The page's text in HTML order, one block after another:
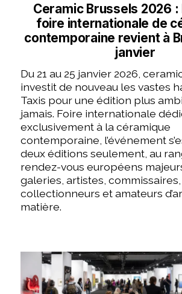
Ceramic Brussels 2026 :
foire internationale de
contemporaine revient à
janvier
Du 21 au 25 janvier 2026,
investit de nouveau les vastes
Taxis pour une édition plus
jamais. Foire internationale
exclusivement à la céramique
contemporaine, l’événement
deux éditions seulement, au
rendez-vous européens
galeries, artistes, commissaires,
collectionneurs et amateurs
matière.